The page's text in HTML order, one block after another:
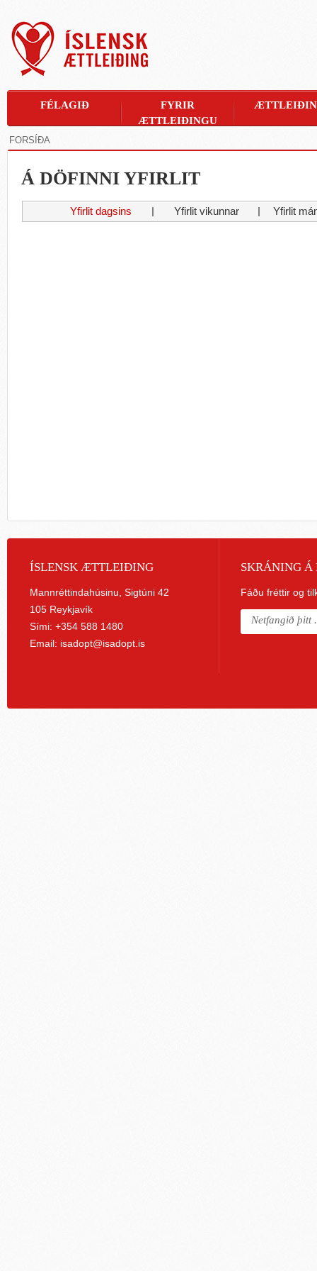
FORSÍÐA
Á DÖFINNI YFIRLIT
Yfirlit dagsins Yfirlit vikunnar Yfirlit
FÉLAGIÐ
FYRIR
ÆTTLEIÐINGU
ÍSLENSK ÆTTLEIÐING
Mannréttindahúsinu, Sigtúni 42
105 Reykjavík
Sími: +354 588 1480
Email: isadopt@isadopt.is
SKRÁNING Á
Fáðu fréttir og